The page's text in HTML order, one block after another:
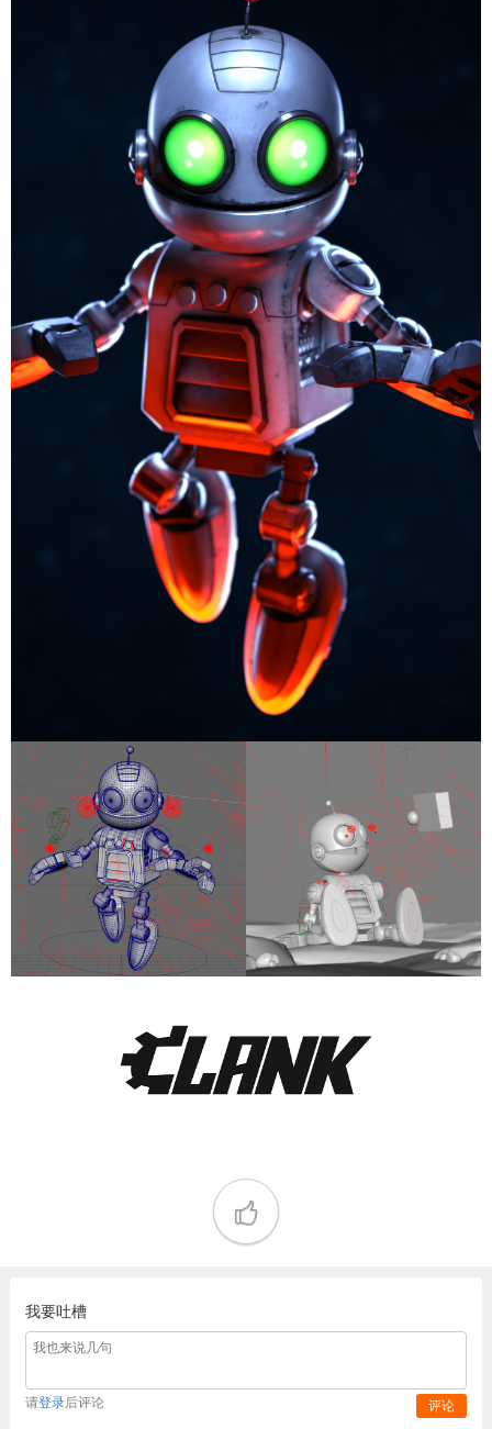
我要吐槽
请登录后评论 评论